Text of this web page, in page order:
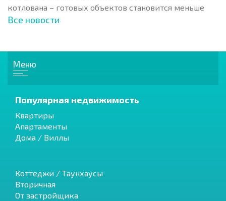
котлована – готовых объектов становится меньше
Все новости
Меню
Популярная недвижимость
Квартиры
Апартаменты
Дома / Виллы
Коттеджи / Таунхаусы
Вторичная
От застройщика